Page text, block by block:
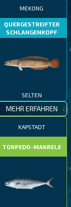
MEKONG
QUERGESTREIFTER
SCHLANGENKOPF
SELTEN
MEHR ERFAHREN
KAPSTADT
TORPEDO-MAKRELE